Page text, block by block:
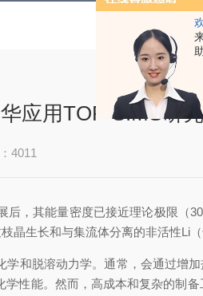
当前位置
应用TOF-SIMS研
4011
后，其能量密度已接近理论极限（
晶生长和与集流体分离的非活性Li
学和脱溶动力学。通常，会通过增加
学性能。然而，高成本和复杂的制